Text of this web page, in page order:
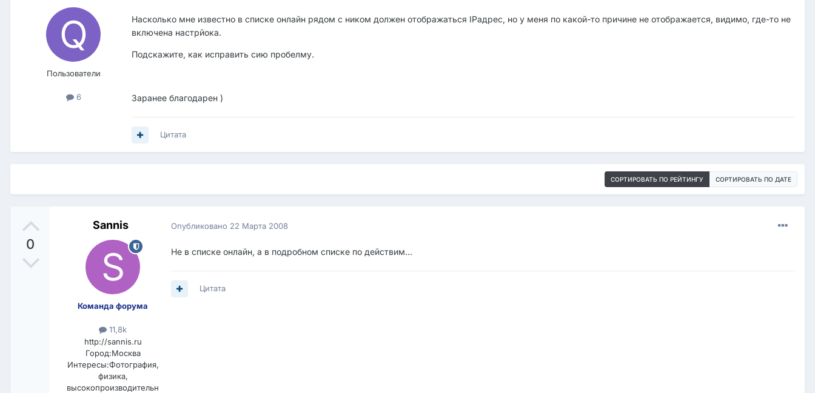
Пользователи
6
Насколько мне известно в списке онлайн рядом с ником должен отображаться IPадрес, но у меня по какой-то причине не отображается, видимо, где-то не
включена настрйока.
Подскажите, как исправить сию пробелму.
Заранее благодарен )
Цитата
СОРТИРОВАТЬ ПО РЕЙТИНГУ СОРТИРОВАТЬ ПО ДАТЕ
0
Sannis
Команда форума
11,8k
http://sannis.ru
Город:Москва
Интересы:Фотография,
физика,
высокопроизводительн
Опубликовано 22 Марта 2008
Не в списке онлайн, а в подробном списке по действим...
Цитата